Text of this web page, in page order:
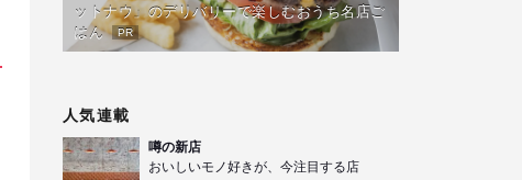
ットナウ」のデリバリーで楽しむおうち名店ご
はん
PR
人気連載
噂の新店
おいしいモノ好きが、今注目する店